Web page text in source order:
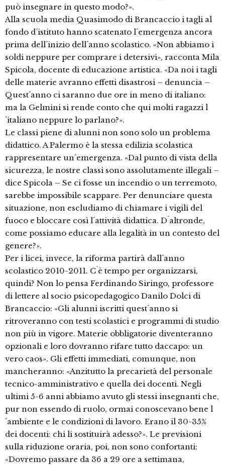
può insegnare in questo modo?».
Alla scuola media Quasimodo di Brancaccio i tagli al
fondo d´istituto hanno scatenato l´emergenza ancora
prima dell´inizio dell´anno scolastico. «Non abbiamo i
soldi neppure per comprare i detersivi», racconta Mila
Spicola, docente di educazione artistica. «Da noi i tagli
delle materie avranno effetti disastrosi – denuncia –
Quest´anno ci saranno due ore in meno di italiano:
ma la Gelmini si rende conto che qui molti ragazzi l
´italiano neppure lo parlano?».
Le classi piene di alunni non sono solo un problema
didattico. A Palermo è la stessa edilizia scolastica
rappresentare un´emergenza. «Dal punto di vista della
sicurezza, le nostre classi sono assolutamente illegali –
dice Spicola – Se ci fosse un incendio o un terremoto,
sarebbe impossibile scappare. Per denunciare questa
situazione, non escludiamo di chiamare i vigili del
fuoco e bloccare così l´attività didattica. D´altronde,
come possiamo educare alla legalità in un contesto del
genere?».
Per i licei, invece, la riforma partirà dall´anno
scolastico 2010-2011. C´è tempo per organizzarsi,
quindi? Non lo pensa Ferdinando Siringo, professore
di lettere al socio psicopedagogico Danilo Dolci di
Brancaccio: «Gli alunni iscritti quest´anno si
ritroveranno con testi scolastici e programmi di studio
non più in vigore. Materie obbligatorie diventeranno
opzionali e loro dovranno rifare tutto daccapo: un
vero caos». Gli effetti immediati, comunque, non
mancheranno: «Anzitutto la precarietà del personale
tecnico-amministrativo e quella dei docenti. Negli
ultimi 5-6 anni abbiamo avuto gli stessi insegnanti che,
pur non essendo di ruolo, ormai conoscevano bene l
´ambiente e le condizioni di lavoro. Erano il 30-35%
dei docenti: chi li sostituirà adesso?». Le previsioni
sulla riduzione oraria, poi, non sono confortanti:
«Dovremo passare da 36 a 29 ore a settimana,